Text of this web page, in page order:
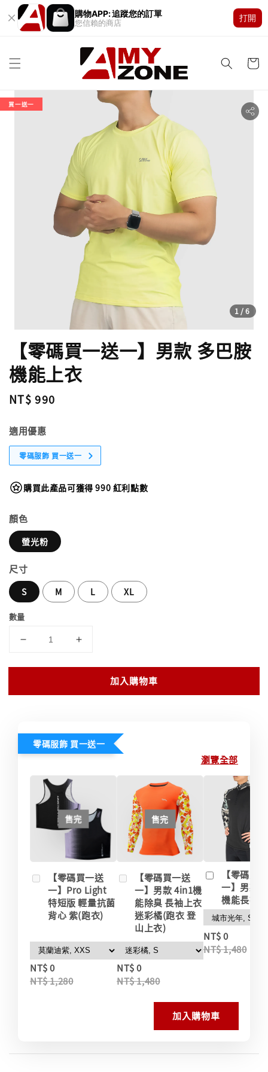
購物APP: 追蹤您的訂單
您信賴的商店
打開
1/6
買一送一
【零碼買一送一】男款 多巴胺
機能上衣
Regular
NT$ 990
適用優惠
零碼服飾 買一送一
購買此產品可獲得 990 紅利點數
顏色
螢光粉
尺寸
S M L XL
數量
加入購物車
零碼服飾 買一送一
瀏覽全部
售完
【零碼買一送
一】Pro Light
特短版 輕量抗菌
背心 紫(跑衣)
NT$ 0
NT$ 1,280
售完
【零碼買一送
一】男款 4in1機
能除臭 長袖上衣
迷彩橘(跑衣 登
山上衣)
NT$ 0
NT$ 1,480
【零碼買
一】男款
機能長袖
NT$ 0
NT$ 1,480
加入購物車